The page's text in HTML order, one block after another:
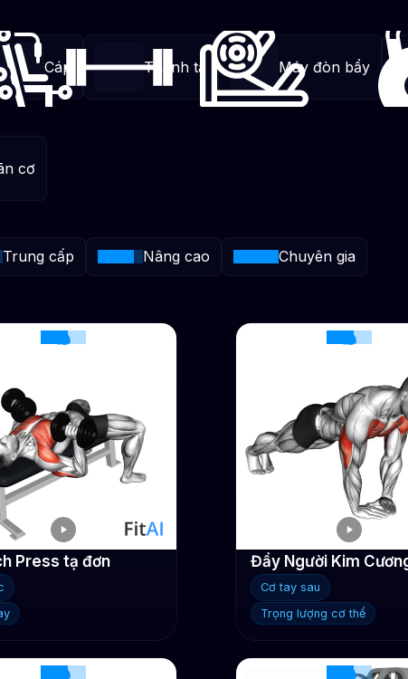
Cáp Thanh tạ Máy đòn bẩy
cơ
Trung cấp Nâng cao Chuyên gia
Press tạ đơn Đẩy Người Kim
Cơ tay sau
Trọng lượng cơ thể